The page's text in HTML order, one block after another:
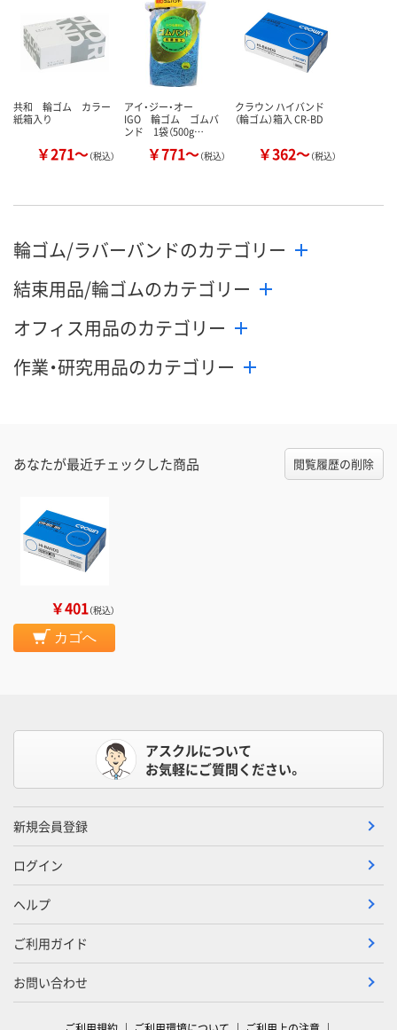
在庫切れです
（次回入荷日未定）
在庫切れです
（次回入荷日未定）
（次回入荷日
共和 輪ゴム カラー
紙箱入り
￥271～（税込）
アイ・ジー・オー
IGO 輪ゴム ゴムバ
ンド 1袋（500g…
￥771～（税込）
クラウン ハイバンド
（輪ゴム）箱入 CR-BD
￥362～（税込）
輪ゴム/ラバーバンドのカテゴリー
結束用品/輪ゴムのカテゴリー
オフィス用品のカテゴリー
作業・研究用品のカテゴリー
あなたが最近チェックした商品 閲覧履歴の削除
￥401（税込）
カゴへ
アスクルについて
お気軽にご質問ください。
新規会員登録
ログイン
ヘルプ
ご利用ガイド
お問い合わせ